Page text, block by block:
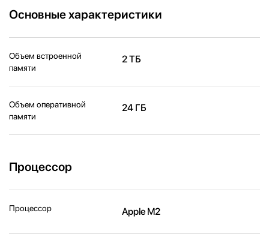
Основные характеристики
Объем встроенной
памяти
2 ТБ
Объем оперативной
памяти
24 ГБ
Процессор
Процессор Apple M2